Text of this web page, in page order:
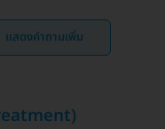
แสดงคำถามเพิ่ม